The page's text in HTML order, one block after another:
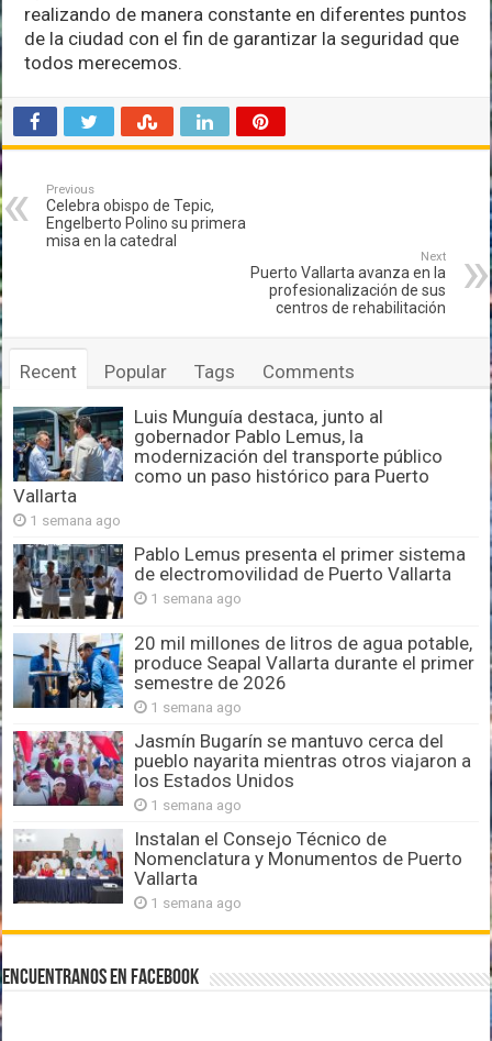
realizando de manera constante en diferentes puntos
de la ciudad con el fin de garantizar la seguridad que
todos merecemos.
Previous
Celebra obispo de Tepic,
Engelberto Polino su primera
misa en la catedral
Next
Puerto Vallarta avanza en la
profesionalización de sus
centros de rehabilitación
Recent Popular Tags Comments
Luis Munguía destaca, junto al
gobernador Pablo Lemus, la
modernización del transporte público
como un paso histórico para Puerto
Vallarta
1 semana ago
Pablo Lemus presenta el primer sistema
de electromovilidad de Puerto Vallarta
1 semana ago
20 mil millones de litros de agua potable,
produce Seapal Vallarta durante el primer
semestre de 2026
1 semana ago
Jasmín Bugarín se mantuvo cerca del
pueblo nayarita mientras otros viajaron a
los Estados Unidos
1 semana ago
Instalan el Consejo Técnico de
Nomenclatura y Monumentos de Puerto
Vallarta
1 semana ago
Encuentranos en Facebook